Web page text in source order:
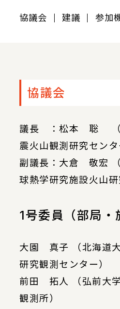
協議会 建議 参加
協議会
議長 ：松本 聡 （
震火山観測研究センタ
副議長：大倉 敬宏
球熱学研究施設火山研
1号委員（部局・
大園 真子 （北海道
研究観測センター）
前田 拓人 （弘前大
観測所）